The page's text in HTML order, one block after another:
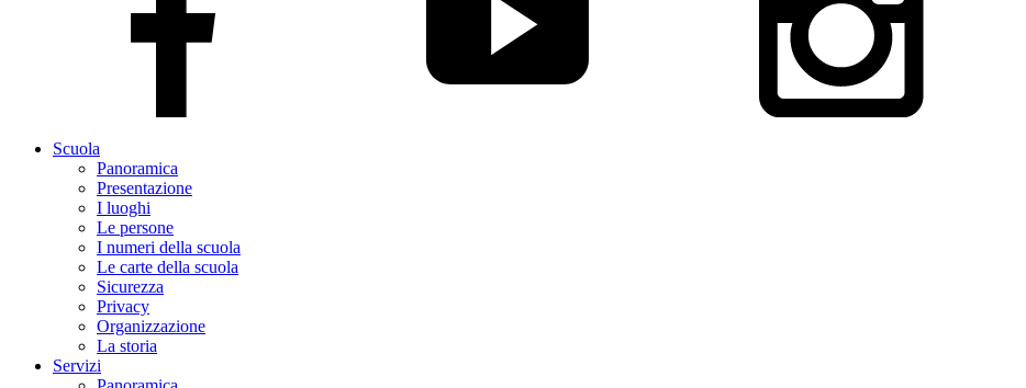
Scuola
Panoramica
Presentazione
I luoghi
Le persone
I numeri della scuola
Le carte della scuola
Sicurezza
Privacy
Organizzazione
La storia
Servizi